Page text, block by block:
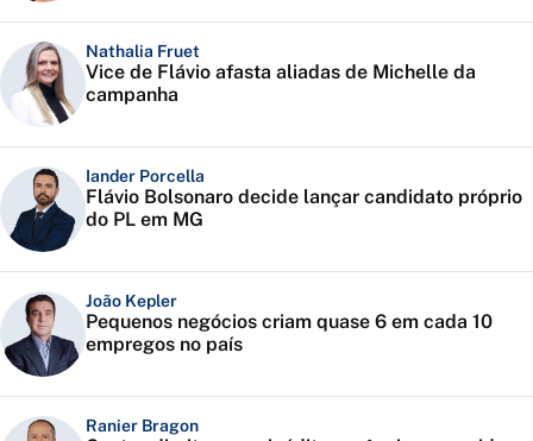
Nathalia Fruet
Vice de Flávio afasta aliadas de Michelle da
campanha
Iander Porcella
Flávio Bolsonaro decide lançar candidato próprio
do PL em MG
João Kepler
Pequenos negócios criam quase 6 em cada 10
empregos no país
Ranier Bragon